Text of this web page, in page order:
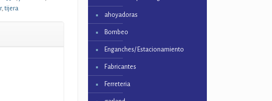
, tijera
ahoyadoras
Bombeo
Enganches/ Estacionamiento
Fabricantes
Ferreteria